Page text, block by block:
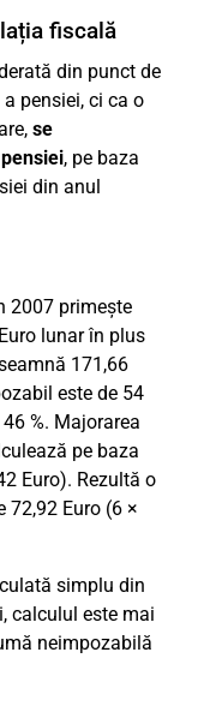
fiscală
din punct de
pensiei, ci ca o
se
, pe baza
din anul
2007 primește
lunar în plus
171,66
este de 54
%. Majorarea
pe baza
Euro). Rezultă o
Euro (6 ×
simplu din
calculul este mai
neimpozabilă